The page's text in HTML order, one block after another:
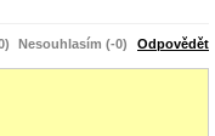
Nesouhlasím (-0) Odpovědět